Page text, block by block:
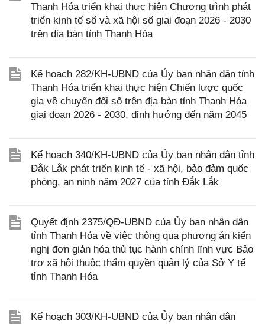
Thanh Hóa triển khai thực hiện Chương trình phát
triển kinh tế số và xã hội số giai đoạn 2026 - 2030
trên địa bàn tỉnh Thanh Hóa
Kế hoạch 282/KH-UBND của Ủy ban nhân dân tỉnh
Thanh Hóa triển khai thực hiện Chiến lược quốc
gia về chuyển đổi số trên địa bàn tỉnh Thanh Hóa
giai đoạn 2026 - 2030, định hướng đến năm 2045
Kế hoạch 340/KH-UBND của Ủy ban nhân dân tỉnh
Đắk Lắk phát triển kinh tế - xã hội, bảo đảm quốc
phòng, an ninh năm 2027 của tỉnh Đắk Lắk
Quyết định 2375/QĐ-UBND của Ủy ban nhân dân
tỉnh Thanh Hóa về việc thông qua phương án kiến
nghị đơn giản hóa thủ tục hành chính lĩnh vực Bảo
trợ xã hội thuộc thẩm quyền quản lý của Sở Y tế
tỉnh Thanh Hóa
Kế hoạch 303/KH-UBND của Ủy ban nhân dân